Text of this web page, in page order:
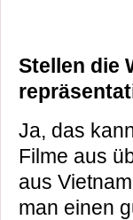
Stellen die
Ja, das
Filme aus
aus
man einen